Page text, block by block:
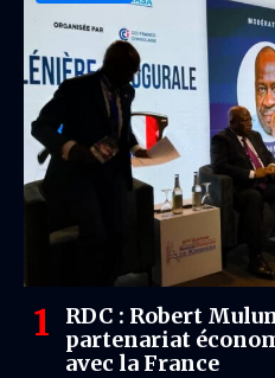
RDC : Robert
partenariat
avec la France